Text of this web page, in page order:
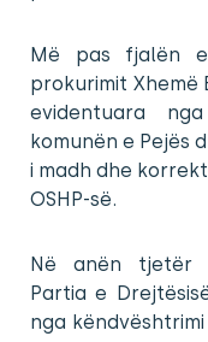
Më pas fjalën
prokurimit Xhemë
evidentuara
komunën e Pejës
i madh dhe
OSHP-së.
Në anën tjetër
Partia e
nga